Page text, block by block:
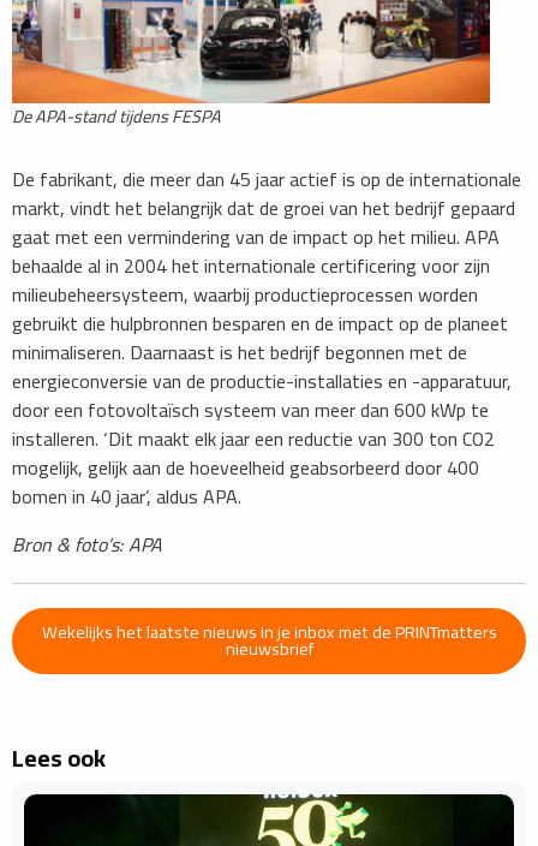
De APA-stand tijdens FESPA
De fabrikant, die meer dan 45 jaar actief is op de internationale
markt, vindt het belangrijk dat de groei van het bedrijf gepaard
gaat met een vermindering van de impact op het milieu. APA
behaalde al in 2004 het internationale certificering voor zijn
milieubeheersysteem, waarbij productieprocessen worden
gebruikt die hulpbronnen besparen en de impact op de planeet
minimaliseren. Daarnaast is het bedrijf begonnen met de
energieconversie van de productie-installaties en -apparatuur,
door een fotovoltaïsch systeem van meer dan 600 kWp te
installeren. ‘Dit maakt elk jaar een reductie van 300 ton CO2
mogelijk, gelijk aan de hoeveelheid geabsorbeerd door 400
bomen in 40 jaar’, aldus APA.
Bron & foto’s: APA
Wekelijks het laatste nieuws in je inbox met de PRINTmatters
nieuwsbrief
Lees ook